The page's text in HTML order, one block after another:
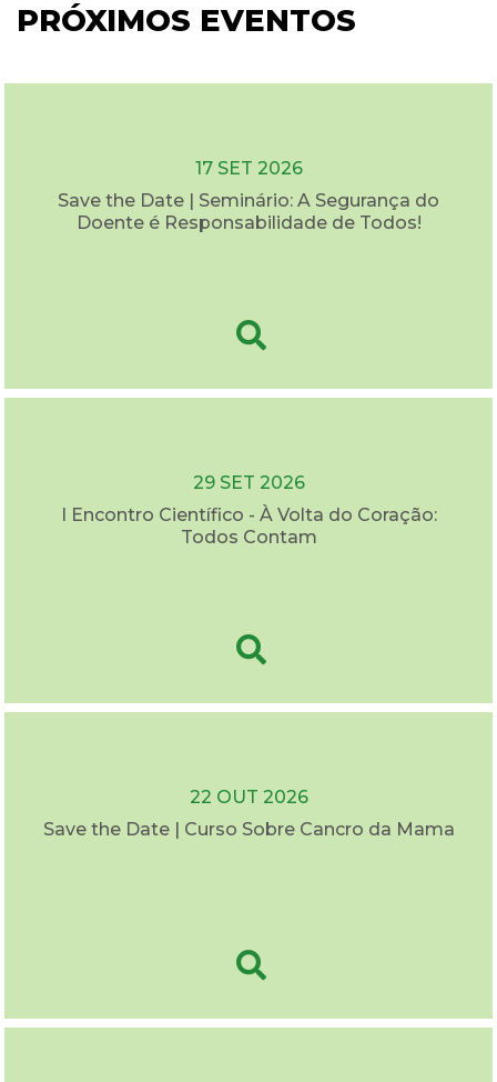
PRÓXIMOS EVENTOS
17 SET 2026
Save the Date | Seminário: A Segurança do
Doente é Responsabilidade de Todos!
29 SET 2026
I Encontro Científico - À Volta do Coração:
Todos Contam
22 OUT 2026
Save the Date | Curso Sobre Cancro da Mama